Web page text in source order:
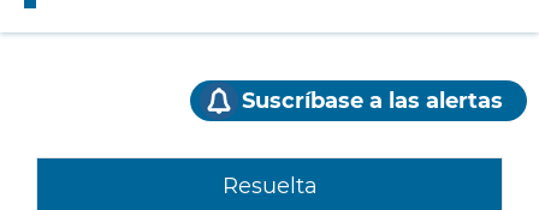
Suscríbase a las alertas
Resuelta